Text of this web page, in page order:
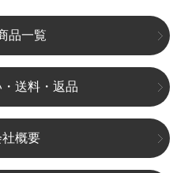
品一覧
送料・返品
社概要